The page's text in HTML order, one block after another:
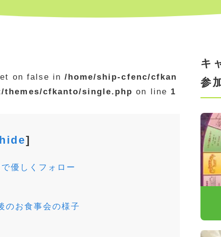
on false in/home/ship-cfenc/cfkan
cfkanto/single.php on line 1
hide]
優しくフォロー
のお食事会の様子
キ
参